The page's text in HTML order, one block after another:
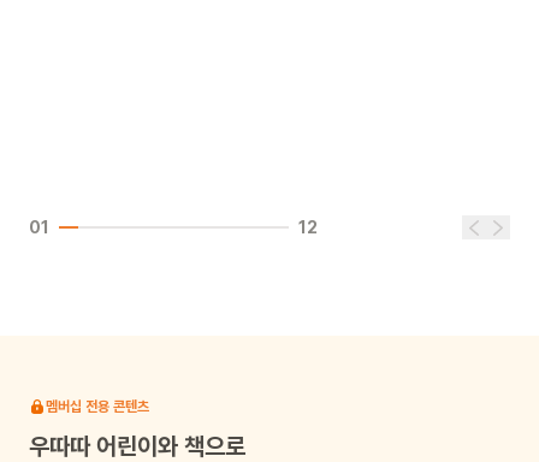
01 12
멤버십 전용 콘텐츠
우따따어린이와 책으로